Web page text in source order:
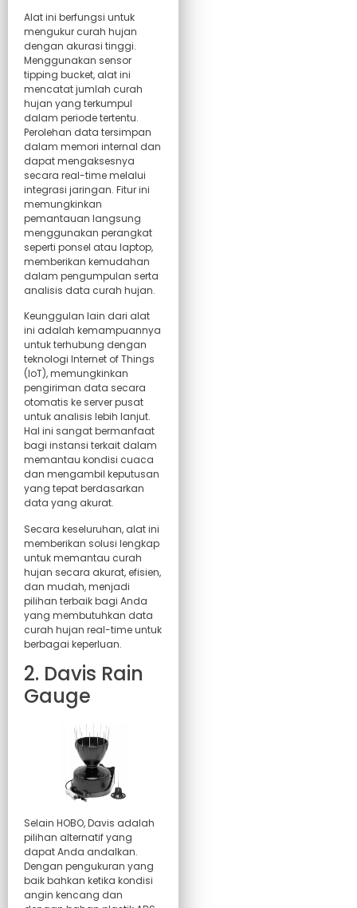
Alat ini berfungsi untuk
mengukur curah hujan
dengan akurasi tinggi.
Menggunakan sensor
tipping bucket, alat ini
mencatat jumlah curah
hujan yang terkumpul
dalam periode tertentu.
Perolehan data tersimpan
dalam memori internal dan
dapat mengaksesnya
secara real-time melalui
integrasi jaringan. Fitur ini
memungkinkan
pemantauan langsung
menggunakan perangkat
seperti ponsel atau laptop,
memberikan kemudahan
dalam pengumpulan serta
analisis data curah hujan.
Keunggulan lain dari alat
ini adalah kemampuannya
untuk terhubung dengan
teknologi Internet of Things
(IoT), memungkinkan
pengiriman data secara
otomatis ke server pusat
untuk analisis lebih lanjut.
Hal ini sangat bermanfaat
bagi instansi terkait dalam
memantau kondisi cuaca
dan mengambil keputusan
yang tepat berdasarkan
data yang akurat.
Secara keseluruhan, alat ini
memberikan solusi lengkap
untuk memantau curah
hujan secara akurat, efisien,
dan mudah, menjadi
pilihan terbaik bagi Anda
yang membutuhkan data
curah hujan real-time untuk
berbagai keperluan.
2. Davis Rain
Gauge
Selain HOBO, Davis adalah
pilihan alternatif yang
dapat Anda andalkan.
Dengan pengukuran yang
baik bahkan ketika kondisi
angin kencang dan